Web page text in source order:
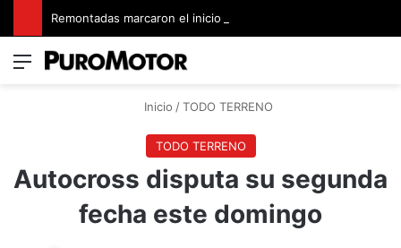
Menú
Inicio / TODO TERRENO
TODO TERRENO
Autocross disputa su segunda
fecha este domingo